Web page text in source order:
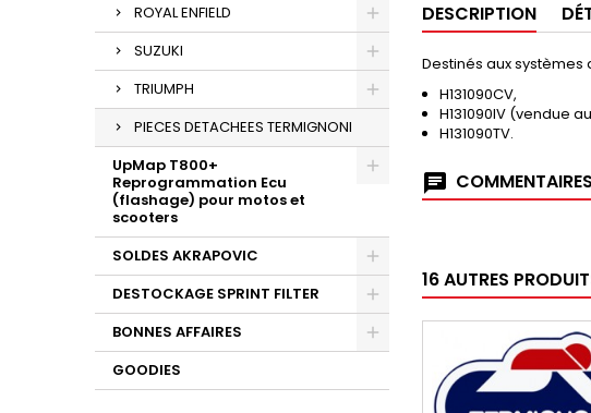
ROYAL ENFIELD
SUZUKI
TRIUMPH
PIECES DETACHEES TERMIGNONI
UpMap T800+
Reprogrammation Ecu
(flashage) pour motos et
scooters
SOLDES AKRAPOVIC
DESTOCKAGE SPRINT FILTER
BONNES AFFAIRES
GOODIES
DESCRIPTION
Destinés aux
H131090CV,
H131090IV (vendue
H131090TV.
16 AUTRES